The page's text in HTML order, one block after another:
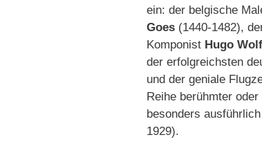
ein: der belgische
Goes (1440-1482),
Komponist Hugo Wolf
der erfolgreichsten
und der geniale
Reihe berühmter
besonders
1929).